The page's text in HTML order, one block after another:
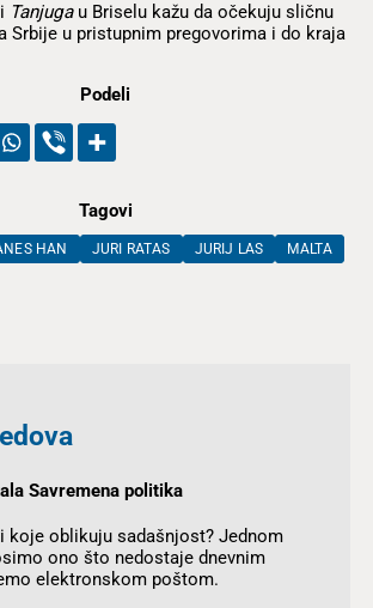
Tanjugau Briselu kažu da očekuju sličnu
Srbije u pristupnim pregovorima i do kraja
Podeli
Tagovi
HAN JURI RATAS JURIJ LAS
MALTA
Savremena politika
koje oblikuju sadašnjost? Jednom
ono što nedostaje dnevnim
elektronskom poštom.